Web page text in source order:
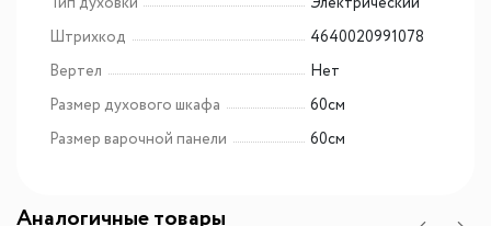
Штрихкод
4640020991078
Вертел
Нет
Размер духового шкафа
60см
Размер варочной панели
60см
Аналогичные товары